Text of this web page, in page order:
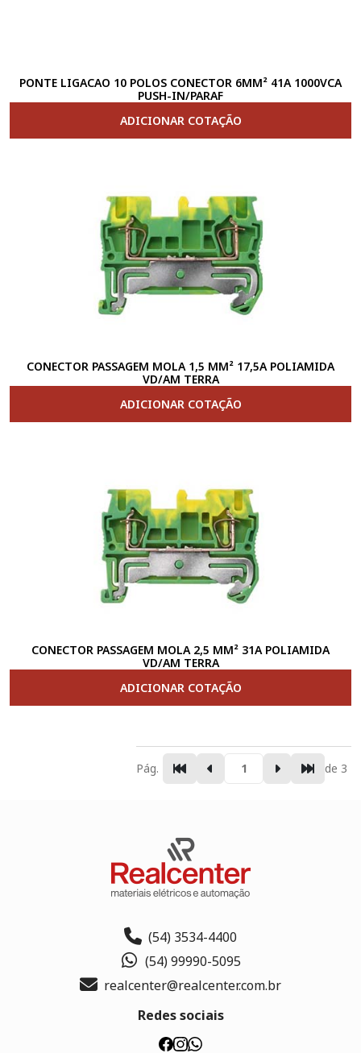
PONTE LIGACAO 10 POLOS CONECTOR 6MM² 41A 1000VCA
PUSH-IN/PARAF
ADICIONAR COTAÇÃO
CONECTOR PASSAGEM MOLA 1,5 MM² 17,5A POLIAMIDA
VD/AM TERRA
ADICIONAR COTAÇÃO
CONECTOR PASSAGEM MOLA 2,5 MM² 31A POLIAMIDA
VD/AM TERRA
ADICIONAR COTAÇÃO
Pág. de 3
(54) 3534-4400
(54) 99990-5095
realcenter@realcenter.com.br
Redes sociais